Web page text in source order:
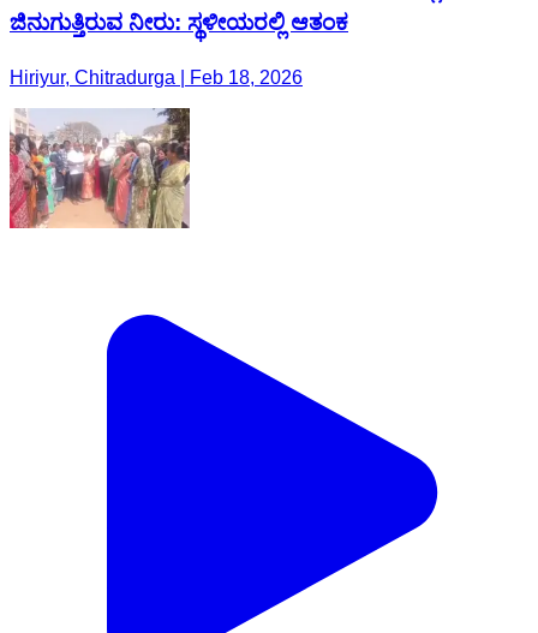
ಜಿನುಗುತ್ತಿರುವ ನೀರು: ಸ್ಥಳೀಯರಲ್ಲಿ ಆತಂಕ
Hiriyur, Chitradurga | Feb 18, 2026